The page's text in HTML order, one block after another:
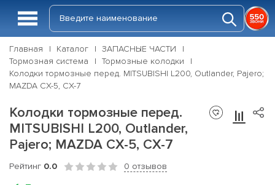
Главная Каталог
ЗАПАСНЫЕ ЧАСТИ
Тормозная система
Тормозные колодки
Колодки тормозные перед. MITSUBISHI L200, Outlander, Pajero;
MAZDA CX-5, CX-7
Колодки тормозные перед.
MITSUBISHI L200, Outlander,
Pajero; MAZDA CX-5, CX-7
Рейтинг 0.0 0 отзывов